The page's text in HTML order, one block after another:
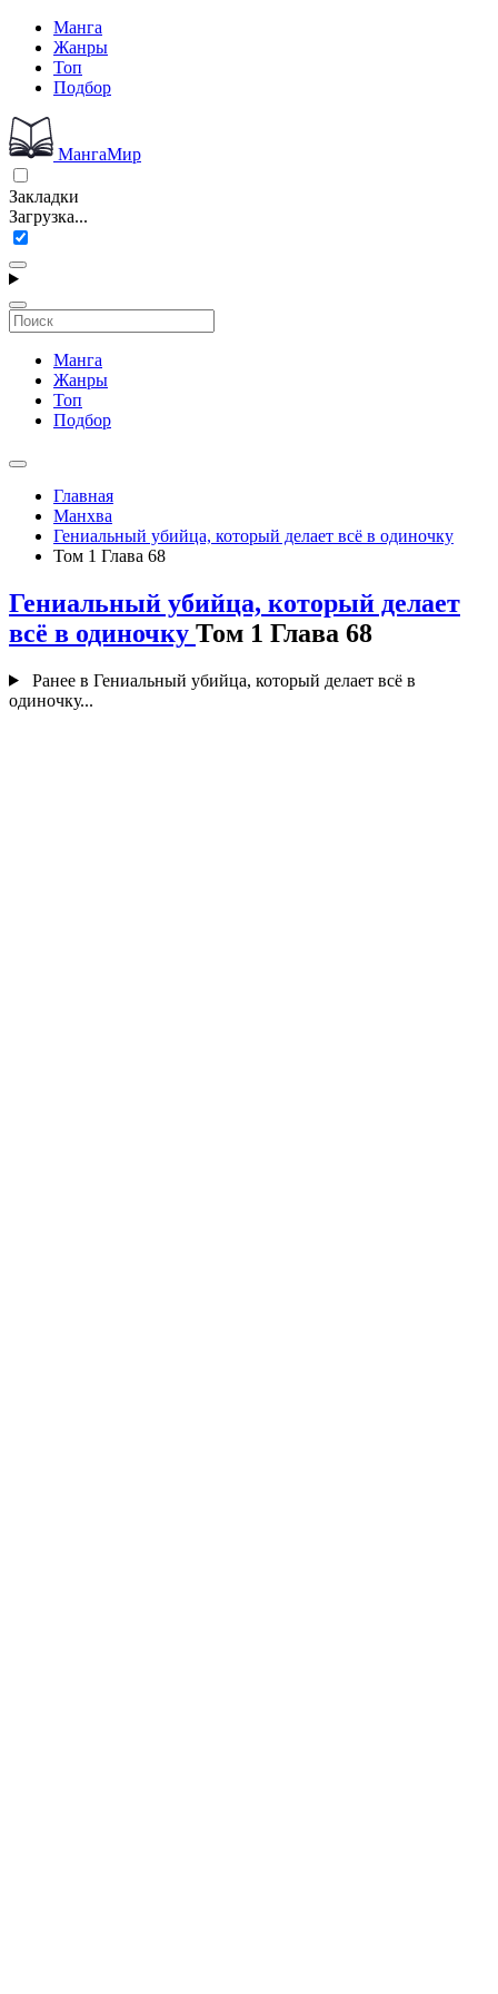
Манга
Жанры
Топ
Подбор
МангаМир
Закладки
Загрузка...
Манга
Жанры
Топ
Подбор
Главная
Манхва
Гениальный убийца, который делает всё в одиночку
Том 1 Глава 68
Гениальный убийца, который делает
всё в одиночку Том 1 Глава 68
Ранее в Гениальный убийца, который делает всё в
одиночку...